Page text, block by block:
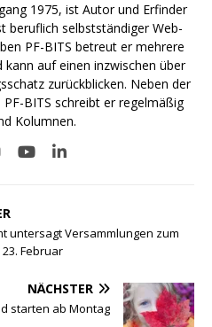
1975, ist Autor und Erfinder
beruflich selbstständiger Web-
PF-BITS betreut er mehrere
auf einen inzwischen über
zurückblicken. Neben der
BITS schreibt er regelmäßig
Kolumnen.
untersagt Versammlungen zum
Februar
NÄCHSTER
starten ab Montag